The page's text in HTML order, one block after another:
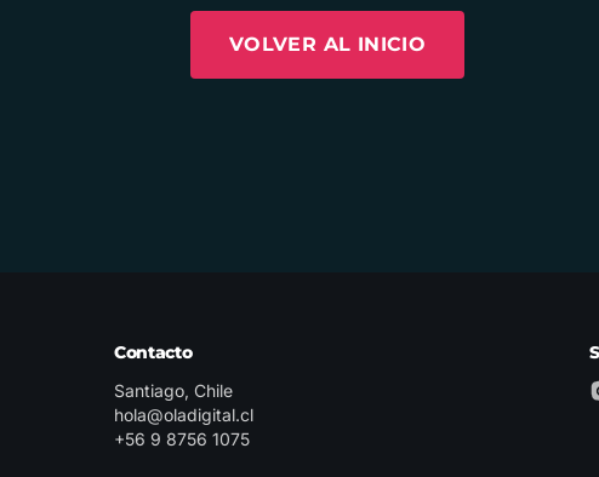
VOLVER AL INICIO
Contacto
Santiago, Chile
hola@oladigital.cl
+56 9 8756 1075